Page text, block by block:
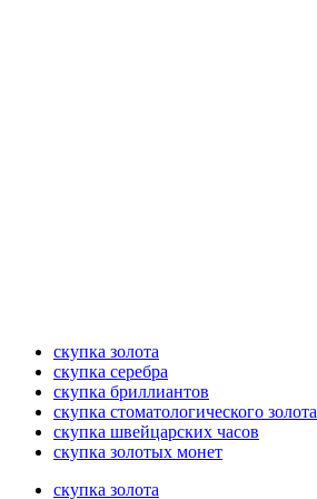
скупка золота
скупка серебра
скупка бриллиантов
скупка стоматологического золота
скупка швейцарских часов
скупка золотых монет
скупка золота